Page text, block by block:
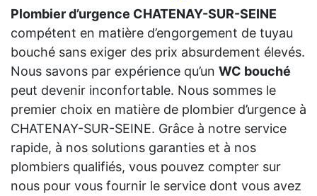
Plombier d’urgence CHATENAY-SUR-SEINE
compétent en matière d’engorgement de tuyau
bouché sans exiger des prix absurdement élevés.
Nous savons par expérience qu’un WC bouché
peut devenir inconfortable. Nous sommes le
premier choix en matière de plombier d’urgence à
CHATENAY-SUR-SEINE. Grâce à notre service
rapide, à nos solutions garanties et à nos
plombiers qualifiés, vous pouvez compter sur
nous pour vous fournir le service dont vous avez